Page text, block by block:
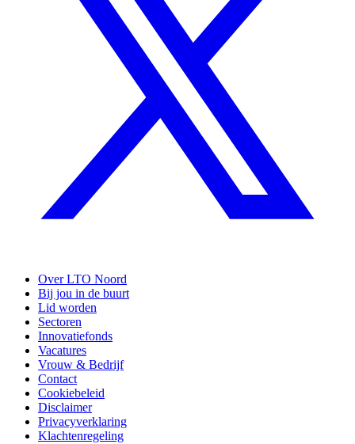
Over LTO Noord
Bij jou in de buurt
Lid worden
Sectoren
Innovatiefonds
Vacatures
Vrouw & Bedrijf
Contact
Cookiebeleid
Disclaimer
Privacyverklaring
Klachtenregeling